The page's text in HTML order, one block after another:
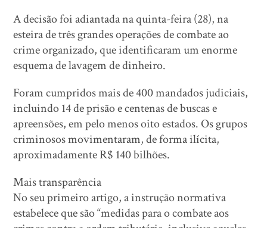
A decisão foi adiantada na quinta-feira (28), na
esteira de três grandes operações de combate ao
crime organizado, que identificaram um enorme
esquema de lavagem de dinheiro.
Foram cumpridos mais de 400 mandados judiciais,
incluindo 14 de prisão e centenas de buscas e
apreensões, em pelo menos oito estados. Os grupos
criminosos movimentaram, de forma ilícita,
aproximadamente R$ 140 bilhões.
Mais transparência
No seu primeiro artigo, a instrução normativa
estabelece que são “medidas para o combate aos